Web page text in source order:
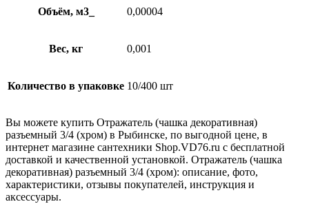
Объём, м3_ 0,00004
Вес, кг 0,001
Количество в упаковке 10/400 шт
Вы можете купить Отражатель (чашка декоративная)
разъемный 3/4 (хром) в Рыбинске, по выгодной цене, в
интернет магазине сантехники Shop.VD76.ru с бесплатной
доставкой и качественной установкой. Отражатель (чашка
декоративная) разъемный 3/4 (хром): описание, фото,
характеристики, отзывы покупателей, инструкция и
аксессуары.